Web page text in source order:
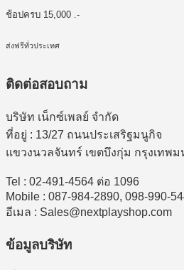
ช้อปครบ 15,000 .-
ส่งฟรีทั่วประเทศ
ติดต่อสอบถาม
บริษัท เน็กซ์เพลย์ จำกัด
ที่อยู่ : 13/27 ถนนประเสริฐมนูกิจ
แขวงนวลจันทร์ เขตบึงกุ่ม กรุงเทพ
Tel : 02-491-4564 ต่อ 1096
Mobile : 087-984-2890, 098-990-
อีเมล : Sales@nextplayshop.com
ข้อมูลบริษัท